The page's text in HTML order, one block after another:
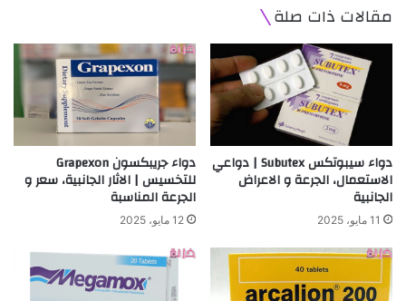
مقالات ذات صلة
دواء سيبوتكس Subutex | دواعي
الاستعمال، الجرعة و الاعراض
الجانبية
11 مايو، 2025
دواء جريبكسون Grapexon
للتخسيس | الاثار الجانبية، سعر و
الجرعة المناسبة
12 مايو، 2025